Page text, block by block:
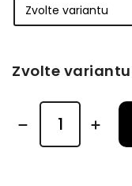
Zvolte variantu